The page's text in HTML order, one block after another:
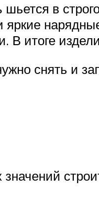
в
яркие
итоге
снять и